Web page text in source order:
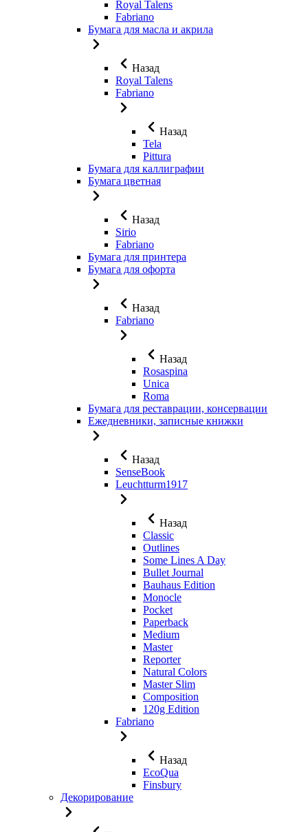
Royal Talens
Fabriano
Бумага для масла и акрила
Назад
Royal Talens
Fabriano
Назад
Tela
Pittura
Бумага для каллиграфии
Бумага цветная
Назад
Sirio
Fabriano
Бумага для принтера
Бумага для офорта
Назад
Fabriano
Назад
Rosaspina
Unica
Roma
Бумага для реставрации, консервации
Ежедневники, записные книжки
Назад
SenseBook
Leuchtturm1917
Назад
Classic
Outlines
Some Lines A Day
Bullet Journal
Bauhaus Edition
Monocle
Pocket
Paperback
Medium
Master
Reporter
Natural Colors
Master Slim
Composition
120g Edition
Fabriano
Назад
EcoQua
Finsbury
Декорирование